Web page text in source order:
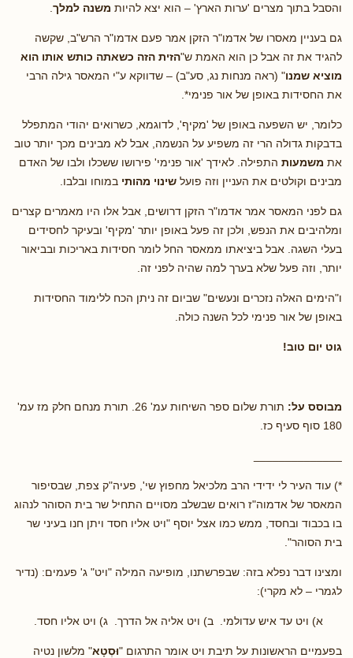
והסבל בתוך מצרים 'ערות הארץ' – הוא יצא להיות משנה למלך
גם בעניין מאסרו של אדמו"ר הזקן אמר פעם אדמו"ר הרש"ב, שקשה
להגיד את זה אבל כן הוא האמת ש"הזית הזה כשאתה כותש אותו הוא
מוציא שמנו" (ראה מנחות נג, סע"ב) – שדווקא ע"י המאסר גילה הרבי
את החסידות באופן של אור פנימי*.
כלומר, יש השפעה באופן של 'מקיף', לדוגמא, כשרואים יהודי המתפלל
בדבקות גדולה הרי זה משפיע על הנשמה, אבל לא מבינים מכך יותר טוב
את משמעות התפילה. לאידך 'אור פנימי' פירושו ששכלו ולבו של האדם
מבינים וקולטים את העניין וזה פועל שינוי מהותי במוחו ובלבו.
גם לפני המאסר אמר אדמו"ר הזקן דרושים, אבל אלו היו מאמרים קצרים
ומלהיבים את הנפש, ולכן זה פעל באופן יותר 'מקיף' ובעיקר לחסידים
בעלי השגה. אבל ביציאתו ממאסר החל לומר חסידות באריכות ובביאור
יותר, וזה פעל שלא בערך למה שהיה לפני זה.
ו"הימים האלה נזכרים ונעשים" שביום זה ניתן הכח ללימוד החסידות
באופן של אור פנימי לכל השנה כולה.
גוט יום טוב!
מבוסס על:
תורת שלום ספר השיחות עמ' 26. תורת מנחם חלק מז עמ'
180 סוף סעיף כז.
*) עוד העיר לי ידידי הרב מלכיאל מחפוץ שי', פעיה"ק צפת, שבסיפור
המאסר של אדמוה"ז רואים שבשלב מסויים התחיל שר בית הסוהר לנהוג
בו בכבוד ובחסד, ממש כמו אצל יוסף "ויט אליו חסד ויתן חנו בעיני שר
בית הסוהר".
ומצינו דבר נפלא בזה: שבפרשתנו, מופיעה המילה "ויט" ג' פעמים: (נדיר
לגמרי – לא מקרי):
א) ויט עד איש עדולמי. ב) ויט אליה אל הדרך. ג) ויט אליו חסד.
בפעמיים הראשונות על תיבת ויט אומר התרגום "וּסְטָא" מלשון נטיה